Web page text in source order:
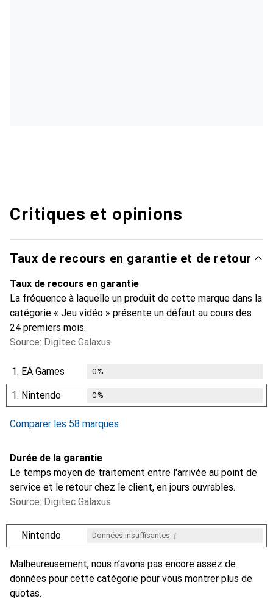
Critiques et opinions
Taux de recours en garantie et de retour
Taux de recours en garantie
La fréquence à laquelle un produit de cette marque dans la
catégorie « Jeu vidéo » présente un défaut au cours des
24 premiers mois.
Source: Digitec Galaxus
1. EA Games 0%
1. Nintendo 0%
Comparer les 58 marques
Durée de la garantie
Le temps moyen de traitement entre l'arrivée au point de
service et le retour chez le client, en jours ouvrables.
Source: Digitec Galaxus
Nintendo Données insuffisantes i
iiii
Malheureusement, nous n’avons pas encore assez de
données pour cette catégorie pour vous montrer plus de
quotas.